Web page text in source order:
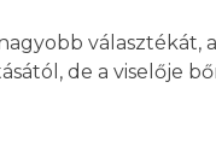
választékát,
de a viselője